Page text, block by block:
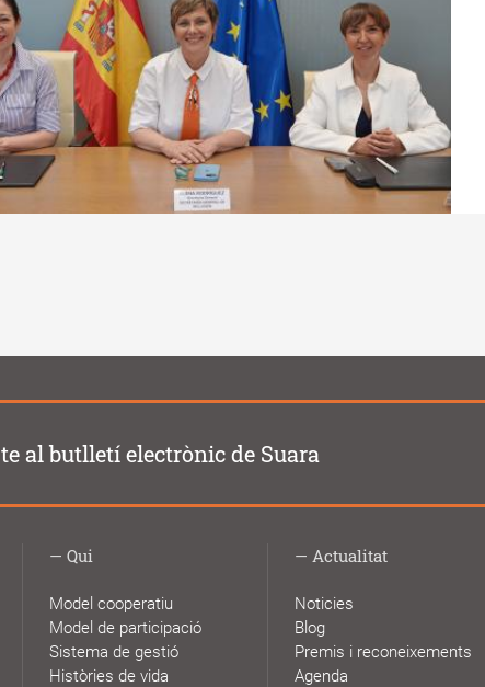
al butlletí electrònic de Suara
Qui
Model cooperatiu
Model de participació
Sistema de gestió
Històries de vida
Actualitat
Noticies
Blog
Premis i reconeixements
Agenda